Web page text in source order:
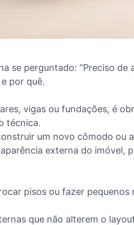
se perguntado: “Preciso
por quê.
vigas ou fundações, é
técnica.
um novo cômodo ou
externa do imóvel,
pisos ou fazer
que não alterem o